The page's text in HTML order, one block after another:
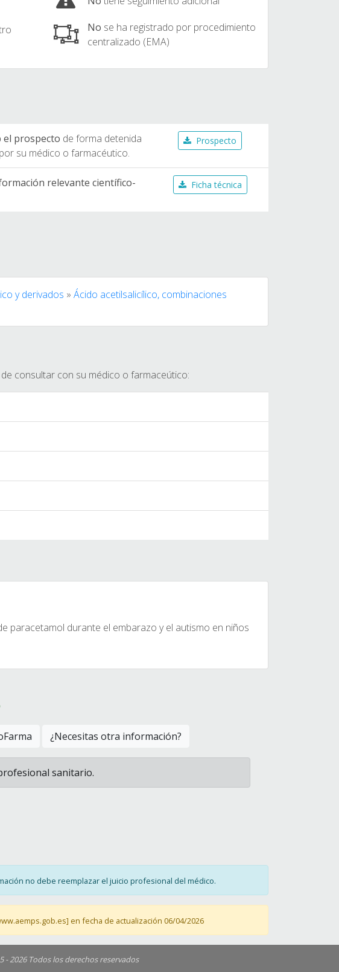
No se ha registrado por procedimiento
centralizado (EMA)
el prospecto de forma detenida
su médico o farmacéutico.
Prospecto
relevante científico-
Ficha técnica
y derivados » Ácido acetilsalicílico, combinaciones
consultar con su médico o farmaceútico:
paracetamol durante el embarazo y el autismo en niños
¿Necesitas otra información?
sanitario.
no debe reemplazar el juicio profesional del médico.
en fecha de actualización 06/04/2026
- 2026 Todos los derechos reservados